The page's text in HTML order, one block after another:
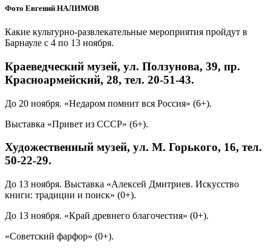
Фото Евгений НАЛИМОВ
Какие культурно-развлекательные мероприятия пройдут в
Барнауле с 4 по 13 ноября.
Краеведческий музей, ул. Ползунова, 39, пр.
Красноармейский, 28, тел. 20-51-43.
До 20 ноября. «Недаром помнит вся Россия» (6+).
Выставка «Привет из СССР» (6+).
Художественный музей, ул. М. Горького, 16, тел.
50-22-29.
До 13 ноября. Выставка «Алексей Дмитриев. Искусство
книги: традиции и поиск» (0+).
До 13 ноября. «Край древнего благочестия» (0+).
«Советский фарфор» (0+).